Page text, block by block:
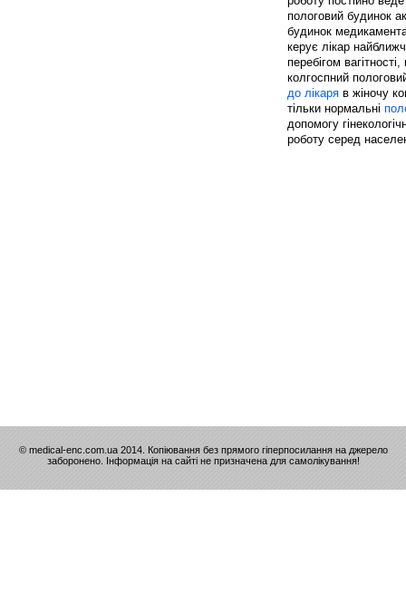
пологовий будинок
будинок
керує лікар
перебігом
колгоспний
до лікаря в жіночу
тільки нормальні
допомогу
роботу серед
© medical-enc.com.ua 2014. Копіювання без прямого гіперпосилання на джерело
заборонено. Інформація на сайті не призначена для самолікування!